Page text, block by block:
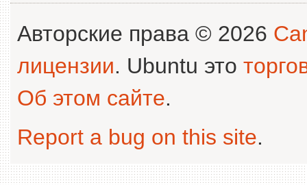
Авторские права © 2026
лицензии. Ubuntu это
Об этом сайте.
Report a bug on this site.